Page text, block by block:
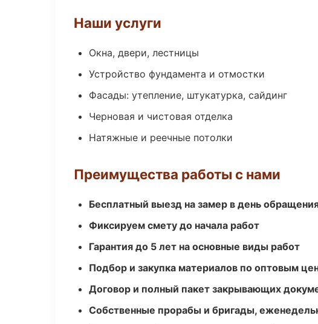
Наши услуги
Окна, двери, лестницы
Устройство фундамента и отмостки
Фасады: утепление, штукатурка, сайдинг
Черновая и чистовая отделка
Натяжные и реечные потолки
Преимущества работы с нами
Бесплатный выезд на замер в день
Фиксируем смету до начала работ
Гарантия до 5 лет на основные виды работ
Подбор и закупка материалов по оптовым
Договор и полный пакет закрывающих
Собственные прорабы и бригады,